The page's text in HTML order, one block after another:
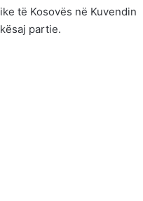
të Kosovës në Kuvendin
partie.